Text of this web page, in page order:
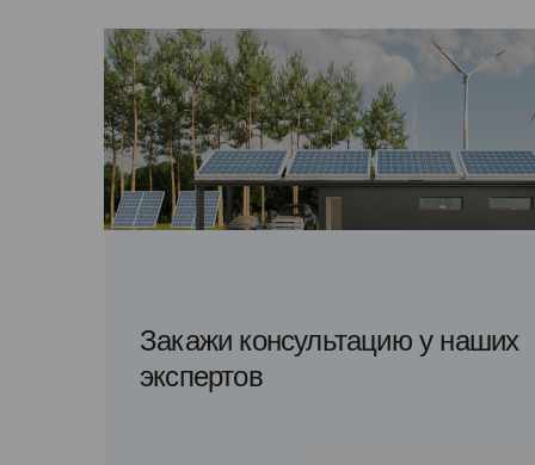
Закажи консультацию у наших
экспертов